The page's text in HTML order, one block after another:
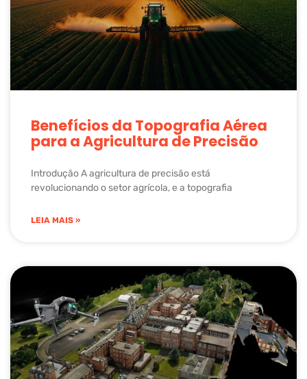
Benefícios da Topografia Aérea
para a Agricultura de Precisão
Introdução A agricultura de precisão está
revolucionando o setor agrícola, e a topografia
LEIA MAIS »